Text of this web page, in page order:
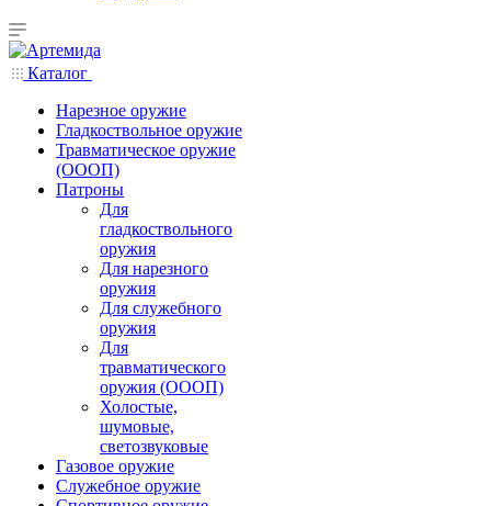
Каталог
Нарезное оружие
Гладкоствольное оружие
Травматическое оружие
(ОООП)
Патроны
Для
гладкоствольного
оружия
Для нарезного
оружия
Для служебного
оружия
Для
травматического
оружия (ОООП)
Холостые,
шумовые,
светозвуковые
Газовое оружие
Служебное оружие